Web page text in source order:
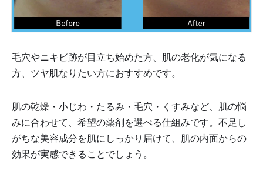
毛穴やニキビ跡が目立ち始めた方、肌の老化が気になる
方、ツヤ肌なりたい方におすすめです。
肌の乾燥・小じわ・たるみ・毛穴・くすみなど、肌の悩
みに合わせて、希望の薬剤を選べる仕組みです。不足し
がちな美容成分を肌にしっかり届けて、肌の内面からの
効果が実感できることでしょう。